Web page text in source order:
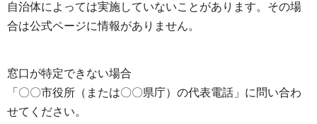
自治体によっては実施していないことがあります。その場
合は公式ページに情報がありません。
窓口が特定できない場合
「〇〇市役所（または〇〇県庁）の代表電話」に問い合わ
せてください。